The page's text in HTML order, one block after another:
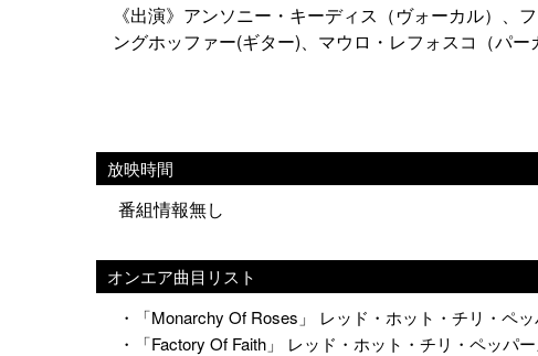
《出演》アンソニー・キーディス（ヴォーカル）、
ングホッファー(ギター)、マウロ・レフォスコ（パー
放映時間
番組情報無し
オンエア曲目リスト
・「Monarchy Of Roses」 レッド・ホット・チリ・ペ
・「Factory Of Faith」 レッド・ホット・チリ・ペッパ